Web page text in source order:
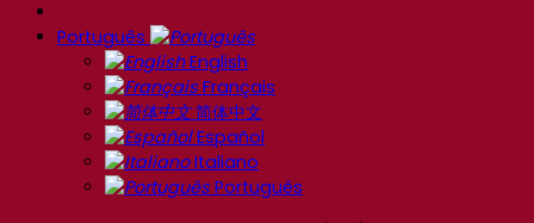
Português
English
Français
简体中文
Español
Italiano
Português